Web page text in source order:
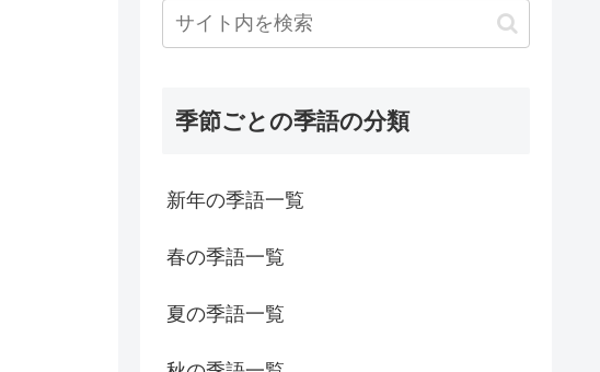
季節ごとの季語の分類
新年の季語一覧
春の季語一覧
夏の季語一覧